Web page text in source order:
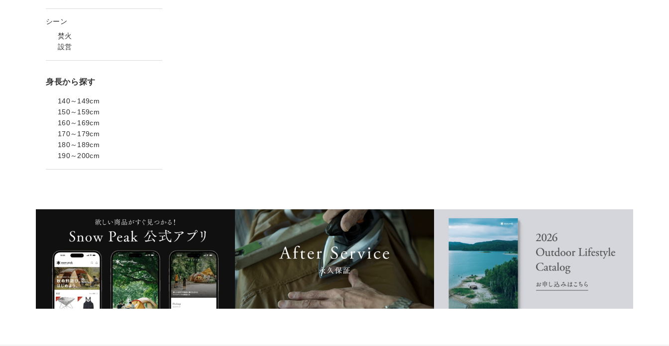
シーン
焚火
設営
身長から探す
140～149cm
150～159cm
160～169cm
170～179cm
180～189cm
190～200cm